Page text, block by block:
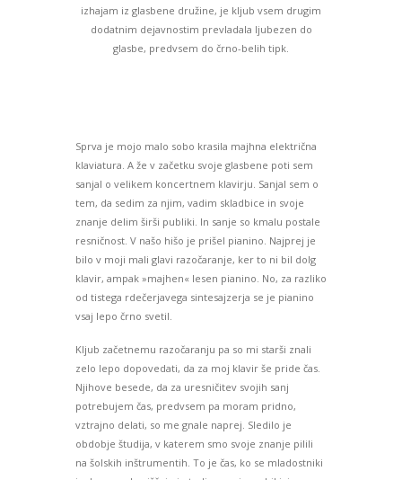
izhajam iz glasbene družine, je kljub vsem drugim
dodatnim dejavnostim prevladala ljubezen do
glasbe, predvsem do črno-belih tipk.
Sprva je mojo malo sobo krasila majhna električna
klaviatura. A že v začetku svoje glasbene poti sem
sanjal o velikem koncertnem klavirju. Sanjal sem o
tem, da sedim za njim, vadim skladbice in svoje
znanje delim širši publiki. In sanje so kmalu postale
resničnost. V našo hišo je prišel pianino. Najprej je
bilo v moji mali glavi razočaranje, ker to ni bil dolg
klavir, ampak »majhen« lesen pianino. No, za razliko
od tistega rdečerjavega sintesajzerja se je pianino
vsaj lepo črno svetil.
Kljub začetnemu razočaranju pa so mi starši znali
zelo lepo dopovedati, da za moj klavir še pride čas.
Njihove besede, da za uresničitev svojih sanj
potrebujem čas, predvsem pa moram pridno,
vztrajno delati, so me gnale naprej. Sledilo je
obdobje študija, v katerem smo svoje znanje pilili
na šolskih inštrumentih. To je čas, ko se mladostniki